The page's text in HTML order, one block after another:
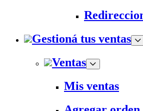
Gestioná tus ventas
Ventas
Mis ventas